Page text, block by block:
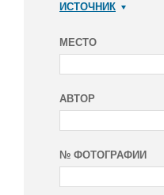
ИСТОЧНИК
МЕСТО
АВТОР
№ ФОТОГРАФИИ